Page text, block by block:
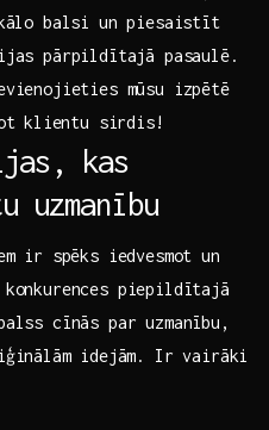
balsi un piesaistīt
pārpildītajā pasaulē.
mūsu izpētē‍
⁢klientu sirdis!
kas‌
spēks iedvesmot un
konkurences piepildītajā
cīnās ​par uzmanību,
⁤idejām.​ Ir ⁣vairāki